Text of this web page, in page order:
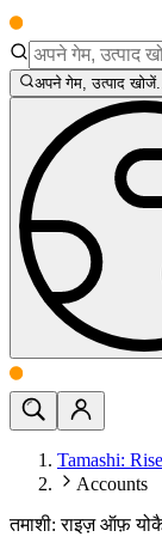
अपने गेम, उत्पाद
Tamashi:
Accounts
तमाशी: राइज़ ऑफ़